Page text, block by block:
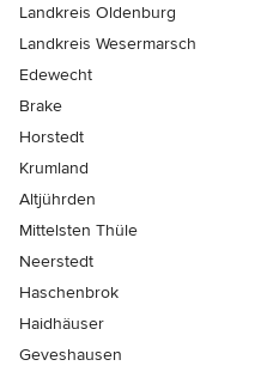
Landkreis Oldenburg
Landkreis Wesermarsch
Edewecht
Brake
Horstedt
Krumland
Altjührden
Mittelsten Thüle
Neerstedt
Haschenbrok
Haidhäuser
Geveshausen